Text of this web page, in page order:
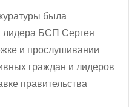
была
лидера БСП Сергея
и прослушивании
граждан и лидеров
правительства